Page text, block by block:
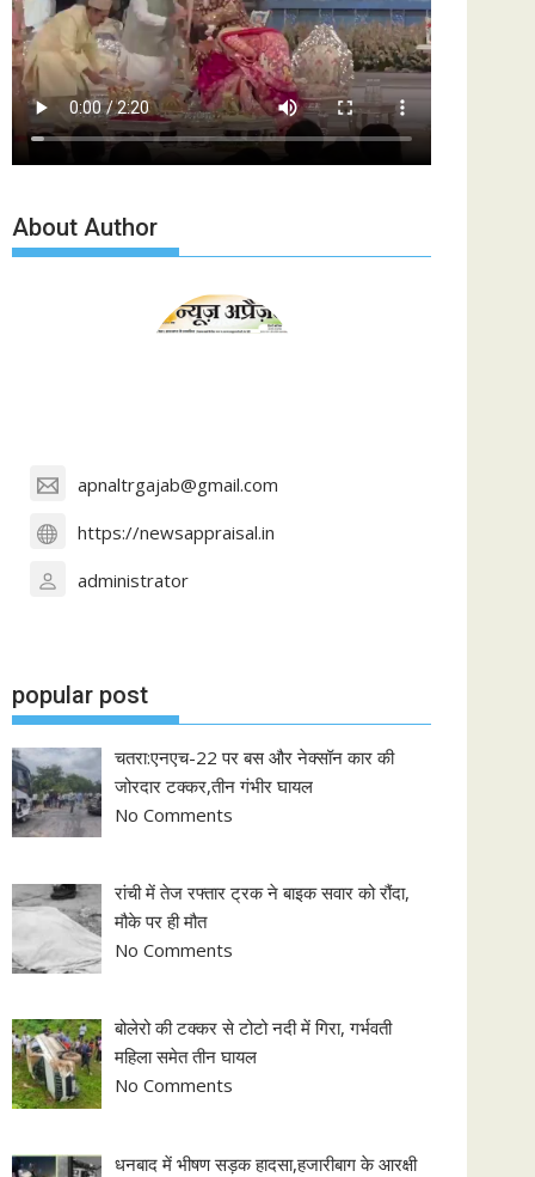
About Author
apnaltrgajab@gmail.com
https://newsappraisal.in
administrator
popular post
चतरा:एनएच-22 पर बस और नेक्सॉन कार की
जोरदार टक्कर,तीन गंभीर घायल
No Comments
रांची में तेज रफ्तार ट्रक ने बाइक सवार को रौंदा,
मौके पर ही मौत
No Comments
बोलेरो की टक्कर से टोटो नदी में गिरा, गर्भवती
महिला समेत तीन घायल
No Comments
धनबाद में भीषण सड़क हादसा,हजारीबाग के आरक्षी